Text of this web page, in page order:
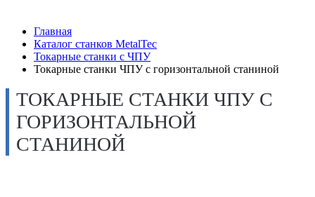
Главная
Каталог станков MetalTec
Токарные станки с ЧПУ
Токарные станки ЧПУ с горизонтальной станиной
ТОКАРНЫЕ СТАНКИ ЧПУ С
ГОРИЗОНТАЛЬНОЙ
СТАНИНОЙ